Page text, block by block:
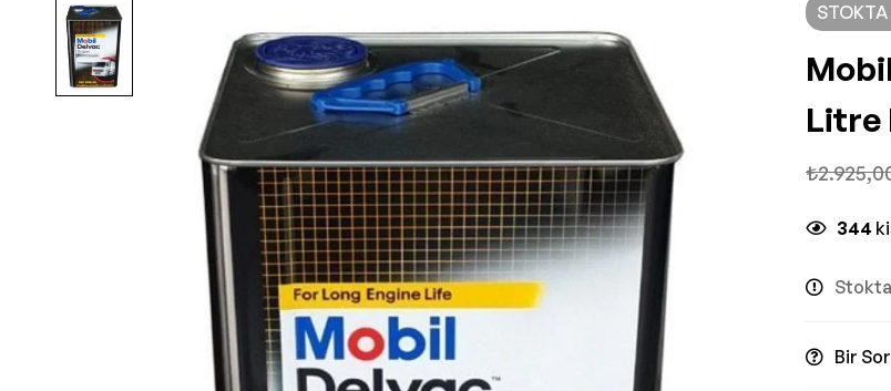
STOKTA
Litre
₺
344
Bir